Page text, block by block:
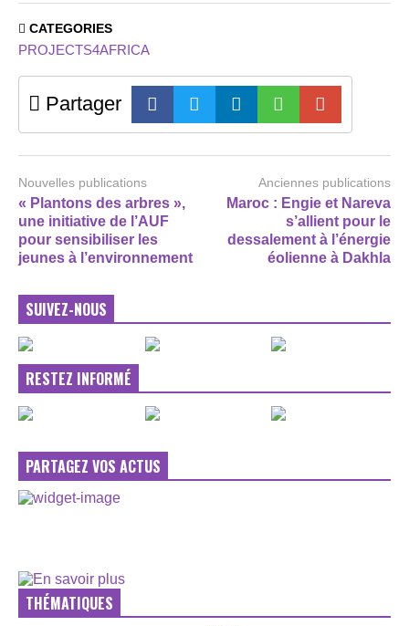
CATEGORIES
PROJECTS4AFRICA
Partager
Nouvelles publications
« Plantons des arbres »,
une initiative de l’AUF
pour sensibiliser les
jeunes à l’environnement
Anciennes publications
Maroc : Engie et Nareva
s’allient pour le
dessalement à l’énergie
éolienne à Dakhla
SUIVEZ-NOUS
RESTEZ INFORMÉ
PARTAGEZ VOS ACTUS
THÉMATIQUES